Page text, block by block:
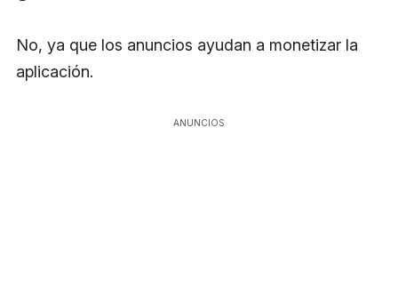
No, ya que los anuncios ayudan a monetizar la
aplicación.
ANUNCIOS